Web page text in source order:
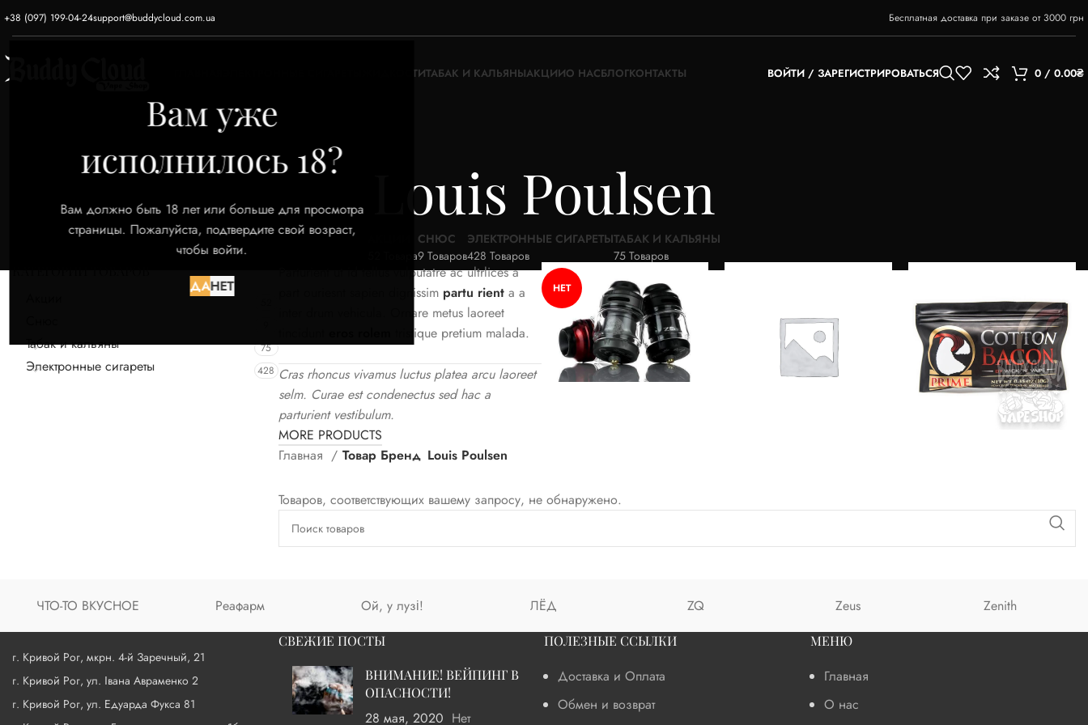
Вам уже
исполнилось 18?
Вам должно быть 18 лет или больше для просмотра
страницы. Пожалуйста, подтвердите свой возраст,
чтобы войти.
ДАНЕТ
+38 (097) 199-04-24support@buddycloud.com.ua Бесплатная доставка при заказе от 3000 грн
ЖИДКОСТИТАБАК И КАЛЬЯНЫАКЦИИО НАСБЛОГКОНТАКТЫ ВОЙТИ / ЗАРЕГИСТРИРОВАТЬСЯ 0 / 0.00₴
Louis Poulsen
52 Товара
СНЮС
9 Товаров
ЭЛЕКТРОННЫЕ СИГАРЕТЫ
428 Товаров
ТАБАК И КАЛЬЯНЫ
75 Товаров
Табак и кальяны 75
Электронные сигареты 428
Parturient ut id tellus vulputatre ac ultrlices a
part ouriesnt sapien dignissim partu rienta a
inter drum vehicula. Ornare metus laoreet
tristique pretium malada.
Cras rhoncus vivamus luctus platea arcu laoreet
selm. Curae est condenectus sed hac a
parturient vestibulum.
MORE PRODUCTS
НЕТ
Главная Товар Бренд Louis Poulsen
Товаров, соответствующих вашему запросу, не обнаружено.
ЧТО-ТО ВКУСНОЕ Реафарм Ой, у лузі! ЛЁД ZQ Zeus Zenith
г. Кривой Рог, мкрн. 4-й Заречный, 21
г. Кривой Рог, ул. Івана Авраменко 2
г. Кривой Рог, ул. Едуарда Фукса 81
СВЕЖИЕ ПОСТЫ
ВНИМАНИЕ! ВЕЙПИНГ В
ОПАСНОСТИ!
28 мая, 2020 Нет
ПОЛЕЗНЫЕ ССЫЛКИ
Доставка и Оплата
Обмен и возврат
МЕНЮ
Главная
О нас